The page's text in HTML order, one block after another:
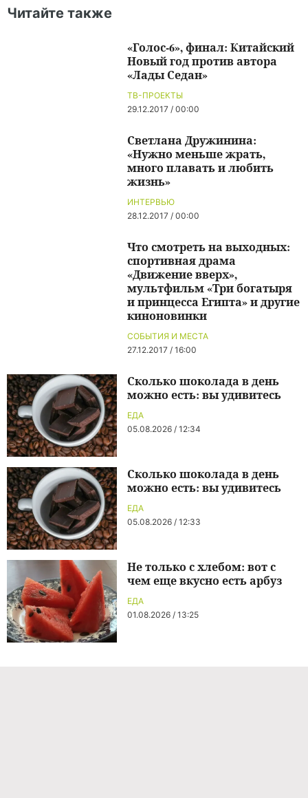
Читайте также
ТВ-ПРОЕКТЫ
29.12.2017 / 00:00
«Голос-6», финал: Китайский
Новый год против автора
«Лады Седан»
ИНТЕРВЬЮ
28.12.2017 / 00:00
Светлана Дружинина:
«Нужно меньше жрать,
много плавать и любить
жизнь»
СОБЫТИЯ И МЕСТА
27.12.2017 / 16:00
Что смотреть на выходных:
спортивная драма
«Движение вверх»,
мультфильм «Три богатыря
и принцесса Египта» и другие
киноновинки
ЕДА
05.08.2026 / 12:34
Сколько шоколада в день
можно есть: вы удивитесь
ЕДА
05.08.2026 / 12:33
Сколько шоколада в день
можно есть: вы удивитесь
ЕДА
01.08.2026 / 13:25
Не только с хлебом: вот с
чем еще вкусно есть арбуз